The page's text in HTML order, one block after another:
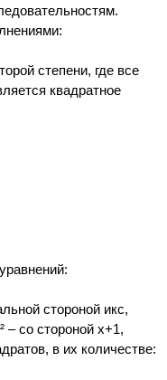
степени, где все
квадратное
стороной икс,
– со стороной х+1,
в их количестве: